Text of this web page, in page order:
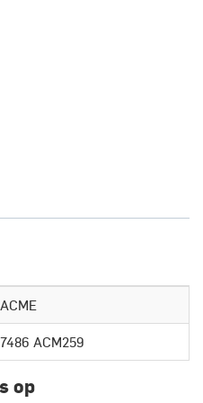
ACME
7486 ACM259
op